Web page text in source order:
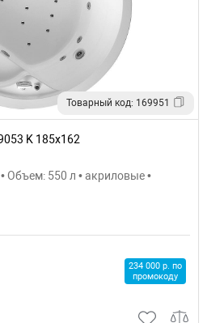
Товарный код: 169951
K 185х162
Объем: 550 л • акриловые •
234 000 р. по
промокоду